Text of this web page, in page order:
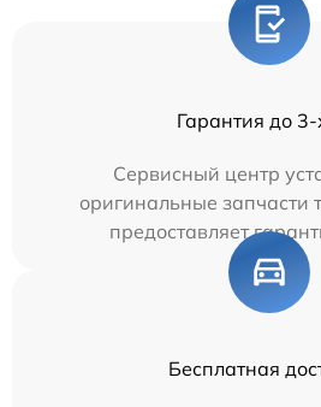
Гарантия до 3-
Сервисный центр
оригинальные запчасти
предоставляет
Бесплатная